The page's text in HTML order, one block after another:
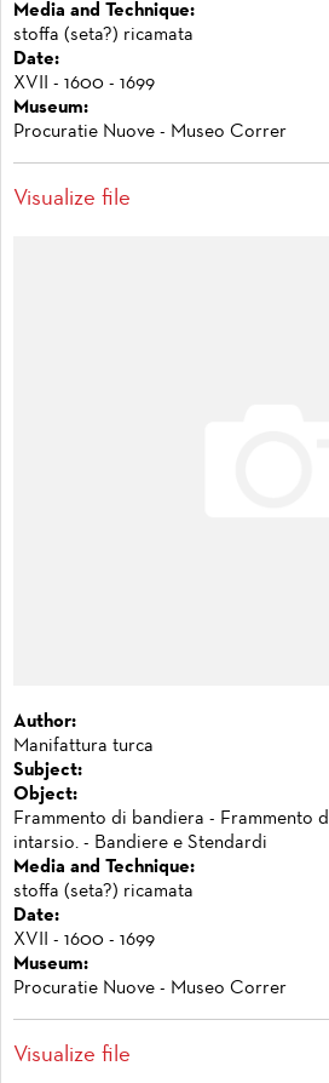
Media and Technique:
stoffa (seta?) ricamata
Date:
XVII - 1600 - 1699
Museum:
Procuratie Nuove - Museo Correr
Visualize file
Author:
Manifattura turca
Subject:
Object:
Frammento di bandiera - Frammento
intarsio. - Bandiere e Stendardi
Media and Technique:
stoffa (seta?) ricamata
Date:
XVII - 1600 - 1699
Museum:
Procuratie Nuove - Museo Correr
Visualize file